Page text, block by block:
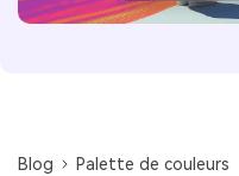
Blog
Palette de couleurs